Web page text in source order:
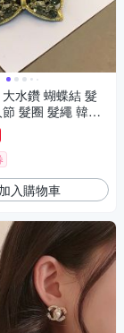
水鑽 蝴蝶結 髮
髮圈 髮繩 韓版
物 )
入購物車